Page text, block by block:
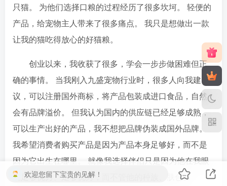
只猫。 为他们选择口粮的过程经历了很多坎坷。 轻便的
产品，给宠物主人带来了很多痛点。 我只是想做出一款
让我的猫吃得放心的好猫粮。
创业以来，我收获了很多，学会一步步做困难但正
确的事情。 当我刚入九盛宠物行业时，很多人向我建
议，可以注册国外商标，将产品包装成进口食品，自然
会有品牌溢价。 但我认为国内的供应链已经足够成熟，
可以生产出好的产品，我不想把品牌伪装成国外品牌。
我希望消费者购买产品是因为产品本身足够好，而不是
因为它出生在哪里。 就像我选择伴侣只是因为他在我眼
里足够优秀、足够优秀，而不管他的种族、肤色。
欢迎您留下宝贵的见解！